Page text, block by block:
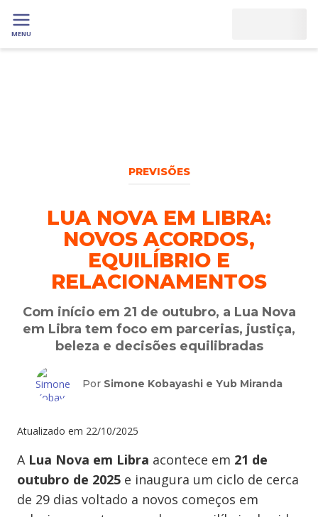
MENU
PREVISÕES
LUA NOVA EM LIBRA:
NOVOS ACORDOS,
EQUILÍBRIO E
RELACIONAMENTOS
Com início em 21 de outubro, a Lua Nova
em Libra tem foco em parcerias, justiça,
beleza e decisões equilibradas
Por Simone Kobayashi e Yub Miranda
Atualizado em 22/10/2025
A Lua Nova em Libra acontece em 21 de
outubro de 2025 e inaugura um ciclo de cerca
de 29 dias voltado a novos começos em